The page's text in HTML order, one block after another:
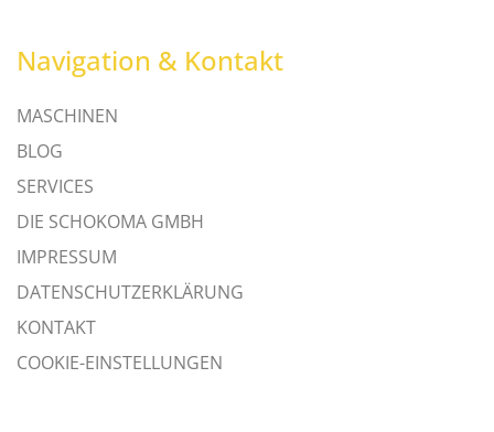
Navigation & Kontakt
MASCHINEN
BLOG
SERVICES
DIE SCHOKOMA GMBH
IMPRESSUM
DATENSCHUTZERKLÄRUNG
KONTAKT
COOKIE-EINSTELLUNGEN